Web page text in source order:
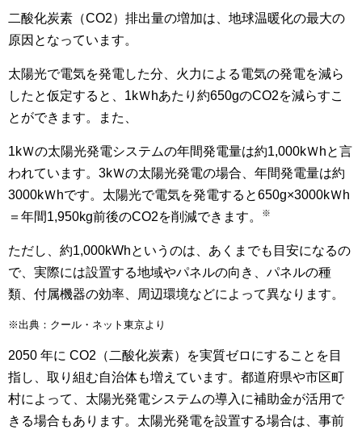
二酸化炭素（CO2）排出量の増加は、地球温暖化の最大の
原因となっています。
太陽光で電気を発電した分、火力による電気の発電を減ら
したと仮定すると、1kＷhあたり約650gのCO2を減らすこ
とができます。また、
1kＷの太陽光発電システムの年間発電量は約1,000kＷhと言
われています。3kＷの太陽光発電の場合、年間発電量は約
3000kＷhです。太陽光で電気を発電すると650g×3000kＷh
＝年間1,950kg前後のCO2を削減できます。
※
ただし、約1,000kWhというのは、あくまでも目安になるの
で、実際には設置する地域やパネルの向き、パネルの種
類、付属機器の効率、周辺環境などによって異なります。
※出典：クール・ネット東京より
2050 年に CO2（二酸化炭素）を実質ゼロにすることを目
指し、取り組む自治体も増えています。都道府県や市区町
村によって、太陽光発電システムの導入に補助金が活用で
きる場合もあります。太陽光発電を設置する場合は、事前